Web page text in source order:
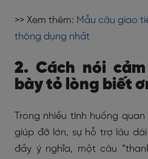
>> Xem thêm: Mẫu câu giao
thông dụng nhất
2. Cách nói
bày tỏ lòng biết
Trong nhiều tình huống
giúp đỡ lớn, sự hỗ trợ lâu
đầy ý nghĩa, một câu